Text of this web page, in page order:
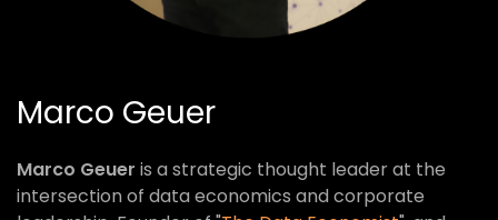
Marco Geuer
Marco Geuer is a strategic thought leader at the
intersection of data economics and corporate